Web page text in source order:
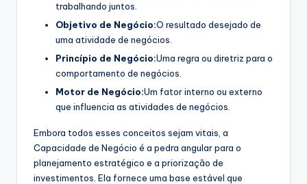
trabalhando juntos.
Objetivo de Negócio:O resultado desejado de
uma atividade de negócios.
Princípio de Negócio:Uma regra ou diretriz para o
comportamento de negócios.
Motor de Negócio:Um fator interno ou externo
que influencia as atividades de negócios.
Embora todos esses conceitos sejam vitais, a
Capacidade de Negócio é a pedra angular para o
planejamento estratégico e a priorização de
investimentos. Ela fornece uma base estável que